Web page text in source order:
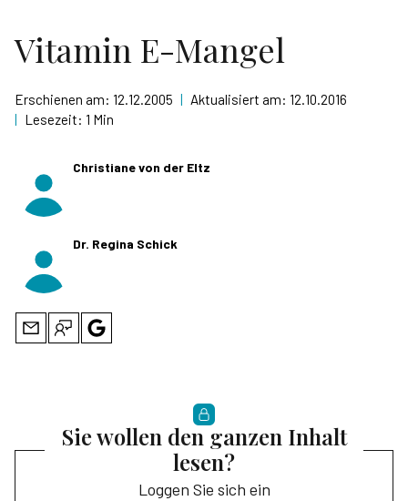
Vitamin E-Mangel
Erschienen am: 12.12.2005 | Aktualisiert am: 12.10.2016
| Lesezeit: 1 Min
Christiane von der Eltz
Dr. Regina Schick
Sie wollen den ganzen Inhalt
lesen?
Loggen Sie sich ein